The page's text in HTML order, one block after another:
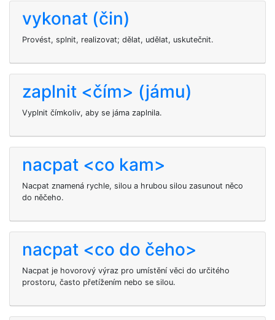
vykonat (čin)
Provést, splnit, realizovat; dělat, udělat, uskutečnit.
zaplnit <čím> (jámu)
Vyplnit čímkoliv, aby se jáma zaplnila.
nacpat <co kam>
Nacpat znamená rychle, silou a hrubou silou zasunout něco
do něčeho.
nacpat <co do čeho>
Nacpat je hovorový výraz pro umístění věci do určitého
prostoru, často přetížením nebo se silou.